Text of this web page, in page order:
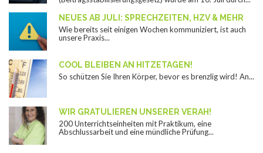
NEUES AB JULI: SPRECHZEITEN, HZV & MEHR
Wie bereits seit einigen Wochen kommuniziert, ist auch
unsere Praxis...
COOL BLEIBEN AN HITZETAGEN!
So schützen Sie Ihren Körper, bevor es brenzlig wird! An...
WIR GRATULIEREN UNSERER VERAH!
200 Unterrichtseinheiten mit Praktikum, eine
Abschlussarbeit und eine mündliche Prüfung...